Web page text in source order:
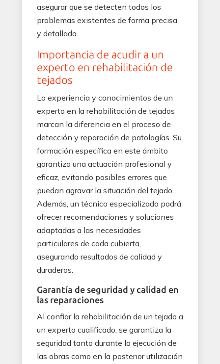
asegurar que se detecten todos los
problemas existentes de forma precisa
y detallada.
Importancia de acudir a un
experto en rehabilitación de
tejados
La experiencia y conocimientos de un
experto en la rehabilitación de tejados
marcan la diferencia en el proceso de
detección y reparación de patologías. Su
formación específica en este ámbito
garantiza una actuación profesional y
eficaz, evitando posibles errores que
puedan agravar la situación del tejado.
Además, un técnico especializado podrá
ofrecer recomendaciones y soluciones
adaptadas a las necesidades
particulares de cada cubierta,
asegurando resultados de calidad y
duraderos.
Garantía de seguridad y calidad en
las reparaciones
Al confiar la rehabilitación de un tejado a
un experto cualificado, se garantiza la
seguridad tanto durante la ejecución de
las obras como en la posterior utilización